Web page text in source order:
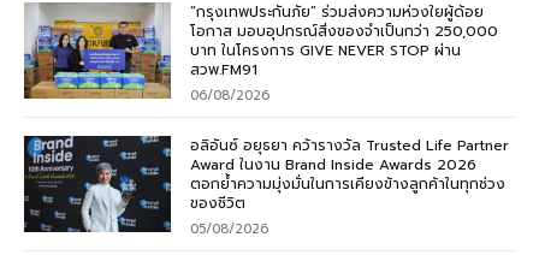
“กรุงเทพประกันภัย” ร่วมส่งความห่วงใยผู้ด้อย
โอกาส มอบอุปกรณ์สิ่งของจำเป็นกว่า 250,000
บาท ในโครงการ GIVE NEVER STOP ผ่าน
สวพ.FM91
06/08/2026
อลิอันซ์ อยุธยา คว้ารางวัล Trusted Life Partner
Award ในงาน Brand Inside Awards 2026
ตอกย้ำความมุ่งมั่นในการเคียงข้างลูกค้าในทุกช่วง
ของชีวิต
05/08/2026